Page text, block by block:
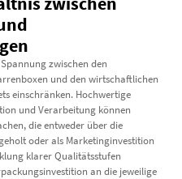
zwischen den
und den wirtschaftlichen
einschränken. Hochwertige
und Verarbeitung können
die entweder über die
oder als Marketinginvestition
klarer Qualitätsstufen
an die jeweilige